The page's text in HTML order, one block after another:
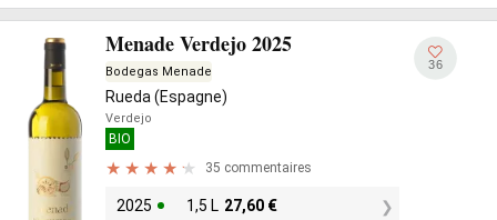
Menade Verdejo 2025
Bodegas Menade
Rueda (Espagne)
Verdejo
BIO
35 commentaires
2025 1,5 L 27,60 €
36